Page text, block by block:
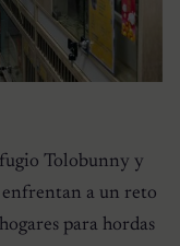
Tolobunny y
enfrentan a un reto
para hordas